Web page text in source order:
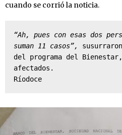
cuando se corrió la noticia.
“Ah, pues con esas dos
suman 11 casos”,
del programa del
afectados.
Ríodoce